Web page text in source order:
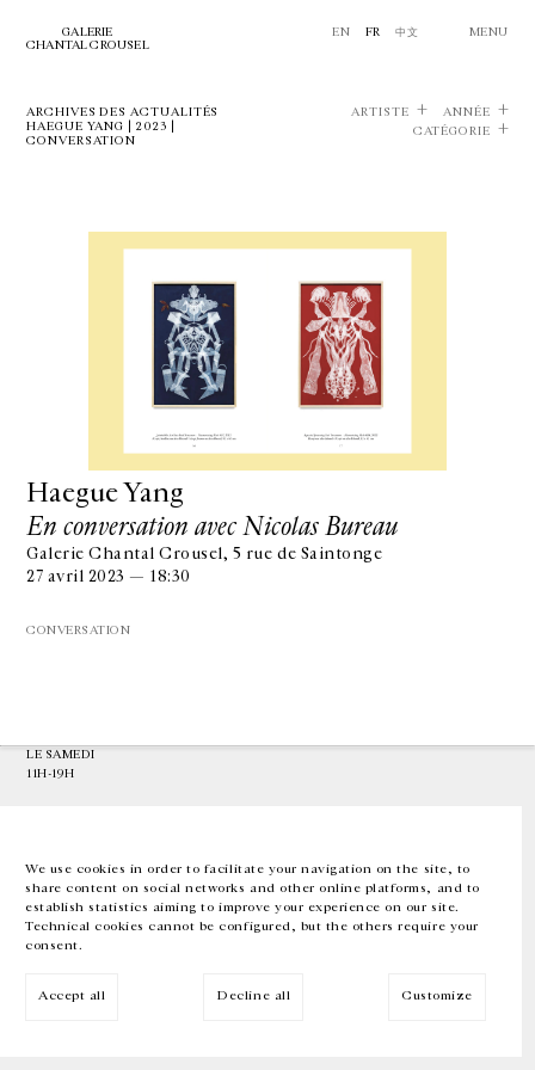
We use cookies in order to facilitate your navigation on the site, to
share content on social networks and other online platforms, and to
establish statistics aiming to improve your experience on our site.
Technical cookies cannot be configured, but the others require your
consent.
Accept all Decline all Customize
GALERIE
CHANTAL CROUSEL
EN FR 中文 MENU
ARCHIVES DES ACTUALITÉS
HAEGUE YANG | 2023 |
CONVERSATION
ARTISTE
ANNÉE
CATÉGORIE
Haegue Yang
En conversation avec Nicolas Bureau
Galerie Chantal Crousel, 5 rue de Saintonge
27 avril 2023 — 18:30
CONVERSATION
T.+33 1 42 77 38 87
LE SAMEDI
11H-19H
EN FR 中文 Facebook Instagram
Inscrivez-vous à notre newsletter